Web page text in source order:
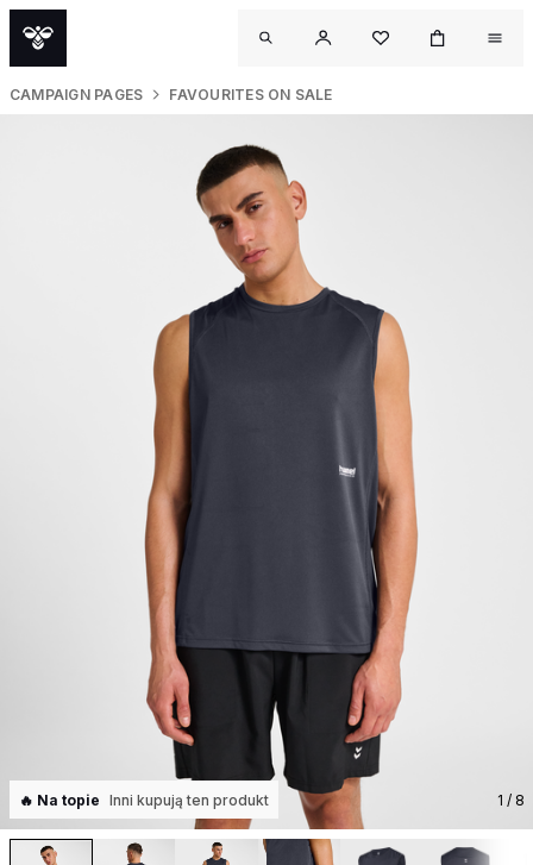
CAMPAIGN PAGES FAVOURITES ON SALE
🔥 Na topie Inni kupują ten produkt 1 / 8